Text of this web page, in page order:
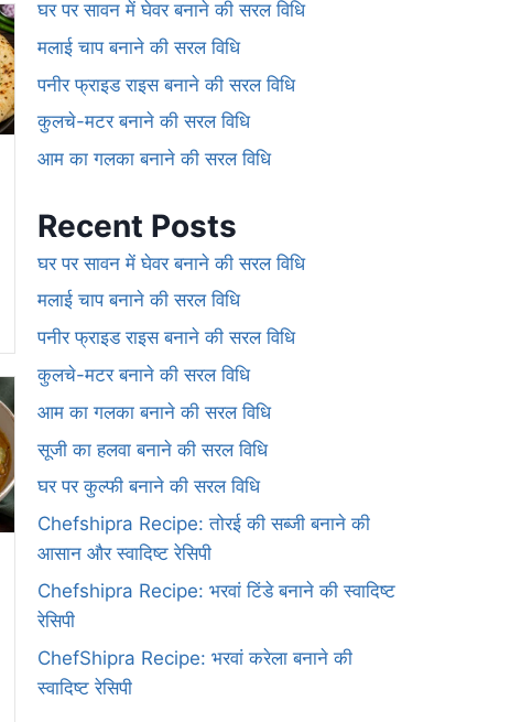
घर पर सावन में घेवर बनाने की सरल विधि
मलाई चाप बनाने की सरल विधि
पनीर फ्राइड राइस बनाने की सरल विधि
कुलचे-मटर बनाने की सरल विधि
आम का गलका बनाने की सरल विधि
Recent Posts
घर पर सावन में घेवर बनाने की सरल विधि
मलाई चाप बनाने की सरल विधि
पनीर फ्राइड राइस बनाने की सरल विधि
कुलचे-मटर बनाने की सरल विधि
आम का गलका बनाने की सरल विधि
सूजी का हलवा बनाने की सरल विधि
घर पर कुल्फी बनाने की सरल विधि
Chefshipra Recipe: तोरई की सब्जी बनाने की
आसान और स्वादिष्ट रेसिपी
Chefshipra Recipe: भरवां टिंडे बनाने की स्वादिष्ट
रेसिपी
ChefShipra Recipe: भरवां करेला बनाने की
स्वादिष्ट रेसिपी